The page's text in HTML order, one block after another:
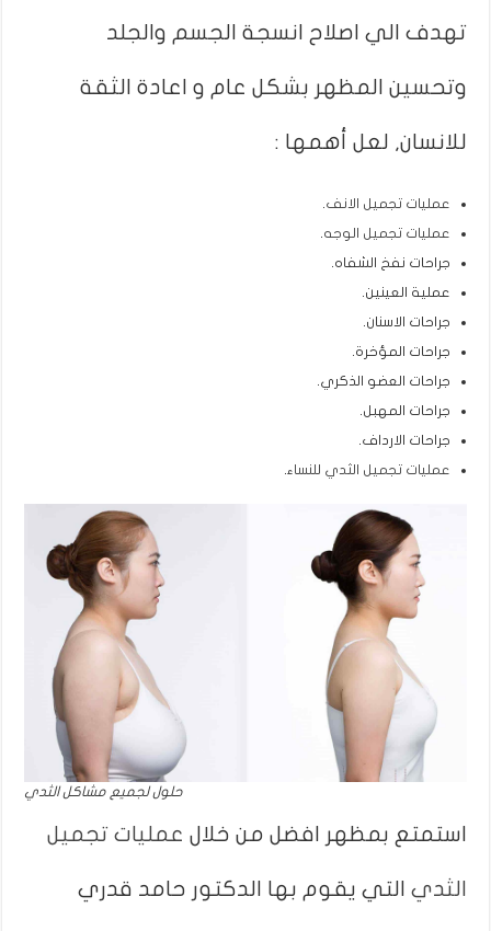
تهدف الي اصلاح انسجة الجسم والجلد
وتحسين المظهر بشكل عام و اعادة الثقة
للانسان, لعل أهمها :
عمليات تجميل الانف.
عمليات تجميل الوجه.
جراحات نفخ الشفاه.
عملية العينين.
جراحات الاسنان.
جراحات المؤخرة.
جراحات العضو الذكري.
جراحات المهبل.
جراحات الارداف.
عمليات تجميل الثدي للنساء.
حلول لجميع مشاكل الثدي
استمتع بمظهر افضل من خلال عمليات تجميل
الثدي التي يقوم بها الدكتور حامد قدري